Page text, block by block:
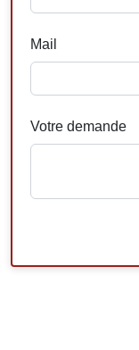
Mail
Votre demande